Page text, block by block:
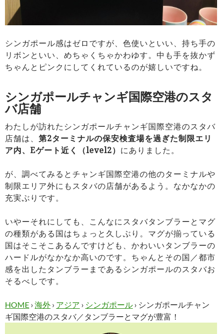
シンガポール感はゼロですが、色使いといい、持ち手の
リボンといい、めちゃくちゃかわゆす。中も手を抜かず
ちゃんとピンクにしてくれているのが嬉しいですね。
シンガポールチャンギ国際空港のスタ
バ店舗
わたしが訪れたシンガポールチャンギ国際空港のスタバ
店舗は、 第2ターミナルの保安検査場を過ぎた制限エリ
ア内、Eゲート近く（level2） にありました。
が、調べてみるとチャンギ国際空港の他のターミナルや
制限エリア外にもスタバの店舗があるよう。なかなかの
充実ぶりです。
いやーそれにしても、こんなにスタバタンブラーとマグ
の種類がある国はちょっと久しぶり。マグが揃っている
国はそこそこあるんですけども、かわいいタンブラーの
ハードルがなかなか高いのです。ちゃんとその国／都市
感を出したタンブラーまであるシンガポールのスタバお
そるべしです。
HOME › 海外 › アジア › シンガポール › シンガポールチャン
ギ国際空港のスタバ／タンブラーとマグが豊富！